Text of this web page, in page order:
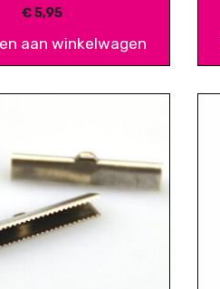
€5,95
aan winkelwagen